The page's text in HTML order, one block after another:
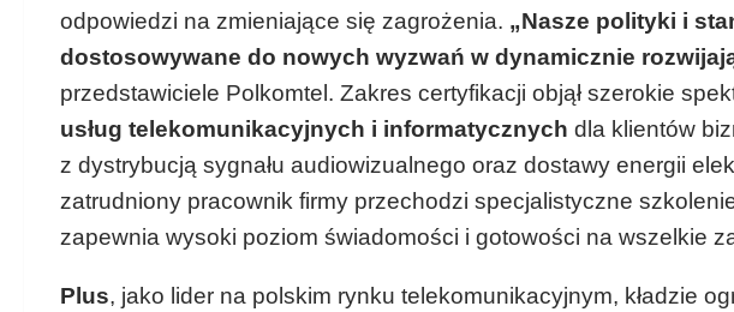
odpowiedzi na zmieniające się zagrożenia. „Nasze polityki i
dostosowywane do nowych wyzwań w dynamicznie
przedstawiciele Polkomtel. Zakres certyfikacji objął szerokie
usług telekomunikacyjnych i informatycznych dla klientów
z dystrybucją sygnału audiowizualnego oraz dostawy energii
zatrudniony pracownik firmy przechodzi specjalistyczne
zapewnia wysoki poziom świadomości i gotowości na wszelkie
Plus, jako lider na polskim rynku telekomunikacyjnym, kładzie